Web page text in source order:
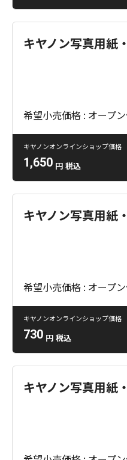
キヤノン写真用紙
希望小売価格 : オープ
キヤノンオンラインショップ価格
1,650 円 税込
キヤノン写真用紙
希望小売価格 : オープ
キヤノンオンラインショップ価格
730 円 税込
キヤノン写真用紙